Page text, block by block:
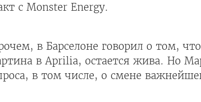
с Monster Energy.
в Барселоне говорил о том,
в Aprilia, остается жива. Но
в том числе, о смене